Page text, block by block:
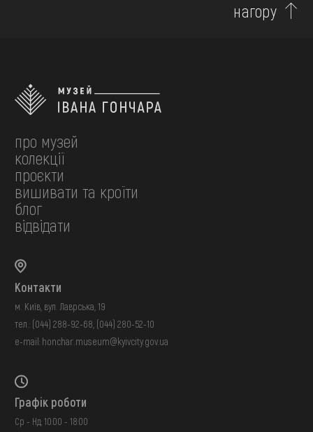
нагору
про музей
колекції
проєкти
вишивати та кроїти
блог
відвідати
Контакти
м. Київ, вул. Лаврська, 19
тел.: (044) 288-92-68 (044) 280-52-10
e-mail: honchar.museum@kyivcity.gov.ua
Графік роботи
Ср - Нд: 10:00 - 18:00